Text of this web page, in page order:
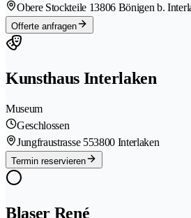
Obere Stockteile 13806 Bönigen b.
Offerte anfragen
Kunsthaus Interlaken
Museum
Geschlossen
Jungfraustrasse 553800 Interlaken
Termin reservieren
Blaser René